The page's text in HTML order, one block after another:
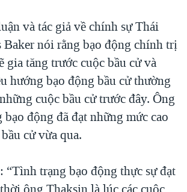
và tác giả về chính sự Thái
nói rằng bạo động chính trị
gia tăng trước cuộc bầu cử và
hướng bạo động bầu cử thường
cuộc bầu cử trước đây. Ông
bạo động đã đạt những mức cao
cử vừa qua.
“Tình trạng bạo động thực sự đạt